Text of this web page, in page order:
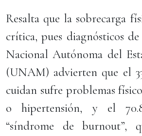
Resalta que la sobrecarga
crítica, pues diagnósticos
Nacional Autónoma del
(UNAM) advierten que el
cuidan sufre problemas
o hipertensión, y el
“síndrome de burnout”,